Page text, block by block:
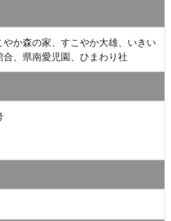
か森の家、すこやか大雄、いきい
合、県南愛児園、ひまわり社